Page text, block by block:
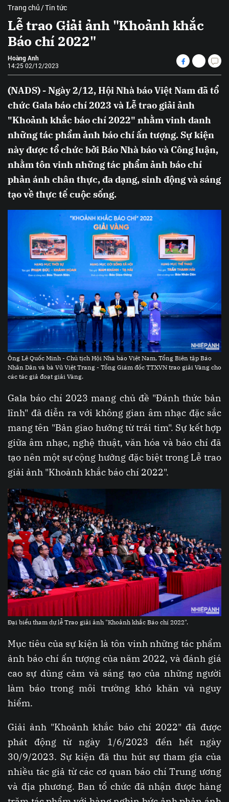
Trang chủ Tin tức
Lễ trao Giải ảnh "Khoảnh khắc
Báo chí 2022"
Hoàng Anh
14:25 02/12/2023
(NADS) - Ngày 2/12, Hội Nhà báo Việt Nam đã tổ
chức Gala báo chí 2023 và Lễ trao giải ảnh
"Khoảnh khắc báo chí 2022" nhằm vinh danh
những tác phẩm ảnh báo chí ấn tượng. Sự kiện
này được tổ chức bởi Báo Nhà báo và Công luận,
nhằm tôn vinh những tác phẩm ảnh báo chí
phản ánh chân thực, đa dạng, sinh động và sáng
tạo về thực tế cuộc sống.
Ông Lê Quốc Minh - Chủ tịch Hội Nhà báo Việt Nam, Tổng Biên tập Báo
Nhân Dân và bà Vũ Việt Trang - Tổng Giám đốc TTXVN trao giải Vàng cho
các tác giả đoạt giải Vàng.
Gala báo chí 2023 mang chủ đề "Đánh thức bản
lĩnh" đã diễn ra với không gian âm nhạc đặc sắc
mang tên "Bản giao hưởng từ trái tim". Sự kết hợp
giữa âm nhạc, nghệ thuật, văn hóa và báo chí đã
tạo nên một sự cộng hưởng đặc biệt trong Lễ trao
giải ảnh "Khoảnh khắc báo chí 2022".
Đại biểu tham dự lễ Trao giải ảnh "Khoảnh khắc Báo chí 2022".
Mục tiêu của sự kiện là tôn vinh những tác phẩm
ảnh báo chí ấn tượng của năm 2022, và đánh giá
cao sự dũng cảm và sáng tạo của những người
làm báo trong môi trường khó khăn và nguy
hiểm.
Giải ảnh "Khoảnh khắc báo chí 2022" đã được
phát động từ ngày 1/6/2023 đến hết ngày
30/9/2023. Sự kiện đã thu hút sự tham gia của
nhiều tác giả từ các cơ quan báo chí Trung ương
và địa phương. Ban tổ chức đã nhận được hàng